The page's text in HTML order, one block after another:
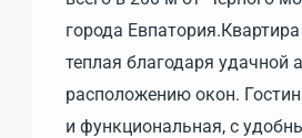
города
теплая благодаря удачной
расположению окон.
и функциональная, с